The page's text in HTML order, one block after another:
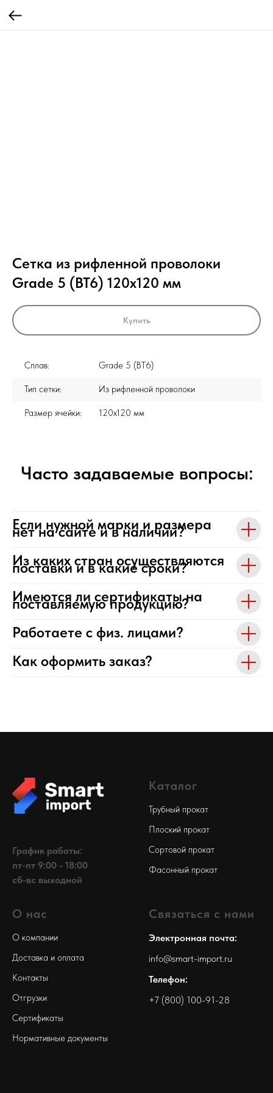
Сетка из рифленной проволоки
Grade 5 (ВТ6) 120x120 мм
Купить
Сплав: Grade 5 (ВТ6)
Тип сетки: Из рифленной проволоки
Размер ячейки: 120x120 мм
Часто задаваемые вопросы:
Если нужной марки и размера
нет на сайте и в наличии?
Из каких стран осуществляются
поставки и в какие сроки?
Имеются ли сертификаты на
поставляемую продукцию?
Работаете с физ. лицами?
Как оформить заказ?
График работы:
пт-пт 9:00 - 18:00
сб-вс выходной
Каталог
Трубный прокат
Плоский прокат
Сортовой прокат
Фасонный прокат
О нас
О компании
Доставка и оплата
Контакты
Отгрузки
Сертификаты
Нормативные документы
Связаться с нами
Электронная почта:
info@smart-import.ru
Телефон:
+7 (800) 100-91-28